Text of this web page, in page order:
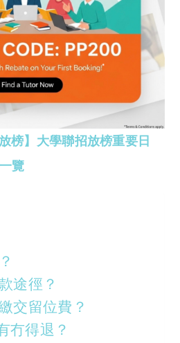
榜】大學聯招放榜重要日
覽
途徑？
交留位費？
冇得退？